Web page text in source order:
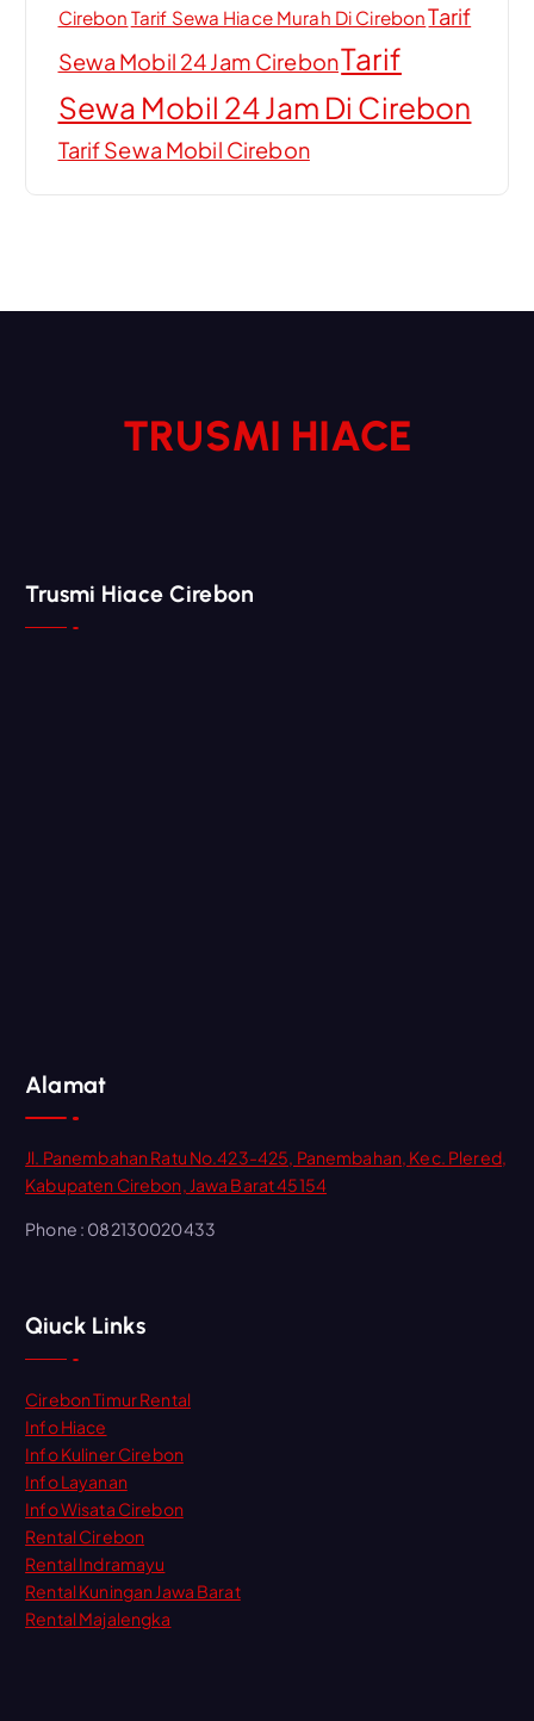
Cirebon Tarif Sewa Hiace Murah Di CirebonTarif
Sewa Mobil 24 Jam CirebonTarif
Sewa Mobil 24 Jam Di Cirebon
Tarif Sewa Mobil Cirebon
TRUSMI HIACE
Trusmi Hiace Cirebon
Alamat
Jl. Panembahan Ratu No.423-425, Panembahan, Kec. Plered,
Kabupaten Cirebon, Jawa Barat 45154
Phone : 082130020433
Qiuck Links
Cirebon Timur Rental
Info Hiace
Info Kuliner Cirebon
Info Layanan
Info Wisata Cirebon
Rental Cirebon
Rental Indramayu
Rental Kuningan Jawa Barat
Rental Majalengka